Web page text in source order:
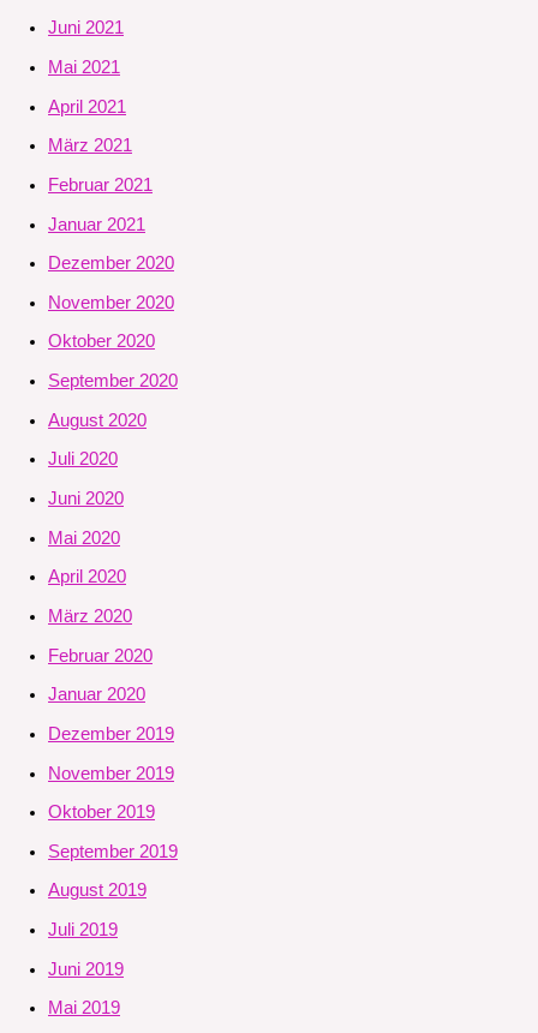
Juni 2021
Mai 2021
April 2021
März 2021
Februar 2021
Januar 2021
Dezember 2020
November 2020
Oktober 2020
September 2020
August 2020
Juli 2020
Juni 2020
Mai 2020
April 2020
März 2020
Februar 2020
Januar 2020
Dezember 2019
November 2019
Oktober 2019
September 2019
August 2019
Juli 2019
Juni 2019
Mai 2019